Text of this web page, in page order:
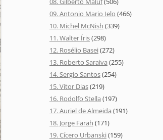
09. Antonio Mario Ielo (466)
10. Michel McNish (339)
11. Walter Íris(298)
12. Rosélio Basei(272)
13. Roberto Saraiva (255)
14. Sergio Santos(254)
15. Vítor Dias(219)
16. Rodolfo Stella (197)
17. Auriel de Almeida (191)
18. Jorge Farah (171)
19. Cícero Urbanski(159)